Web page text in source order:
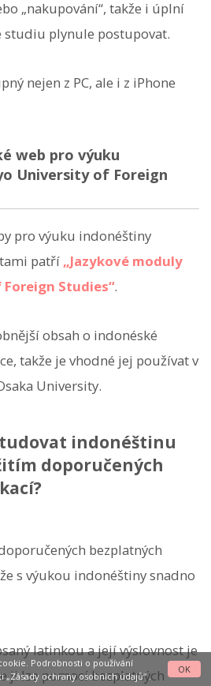
„nakupování“, takže i úplní
studiu plynule postupovat.
nejen z PC, ale i z iPhone
web pro výuku
University of Foreign
pro výuku indonéštiny
patří „Jazykové moduly
Studies“.
obsah o indonéské
takže je vhodné jej používat v
University.
indonéštinu
doporučených
bezplatných
s výukou indonéštiny snadno
latinkou a její výslovnost je
ji lze pomocí bezplatných
Podrobnosti o používání
„Zásady ochrany osobních údajů“.
OK